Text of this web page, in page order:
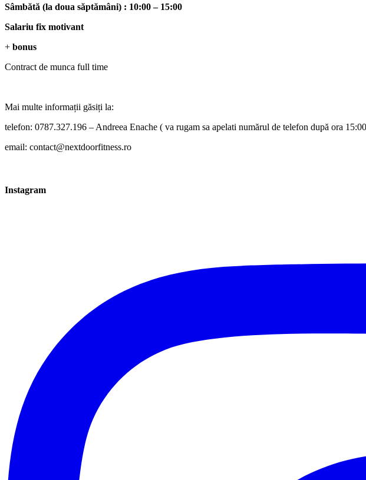
Sâmbătă (la doua săptămâni) : 10:00 – 15:00
Salariu fix motivant
+ bonus
Contract de munca full time
Mai multe informații găsiți la:
telefon: 0787.327.196 – Andreea Enache ( va rugam sa apelati numărul de telefon după ora
email: contact@nextdoorfitness.ro
Instagram